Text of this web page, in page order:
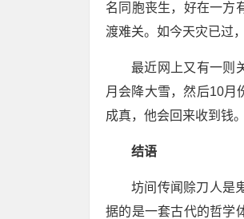
名同胞丧生，好在一方
渡难关。如今天灾已过
最近网上又有一则
月会降大雪，然后10月
成真，他会回来收到钱
结语
坊间传闻赊刀人是
据的是一套古代的哲学